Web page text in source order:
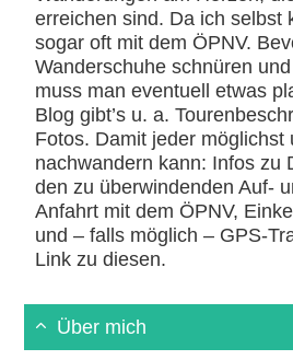
erreichen sind. Da ich selbst
sogar oft mit dem ÖPNV.
Wanderschuhe schnüren
muss man eventuell etwas
Blog gibt’s u. a.
Fotos. Damit jeder möglichst
nachwandern kann: Infos zu
den zu überwindenden Auf-
Anfahrt mit dem ÖPNV,
und – falls möglich – GPS-
Link zu diesen.
Über mich